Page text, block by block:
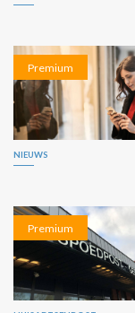
Premium
NIEUWS
Premium